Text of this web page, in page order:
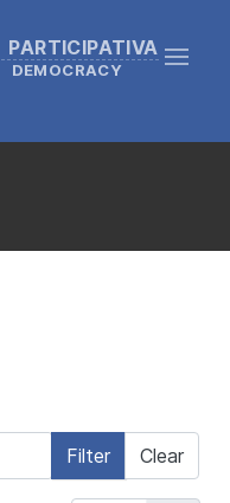
DEMOCRACY
Filter Clear